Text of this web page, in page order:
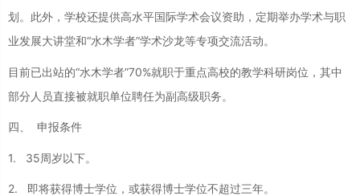
划。此外，学校还提供高水平国际学术会议资助，定期举办学术与职
业发展大讲堂和“水木学者”学术沙龙等专项交流活动。
目前已出站的“水木学者”70%就职于重点高校的教学科研岗位，其中
部分人员直接被就职单位聘任为副高级职务。
四、 申报条件
1. 35周岁以下。
2. 即将获得博士学位，或获得博士学位不超过三年。